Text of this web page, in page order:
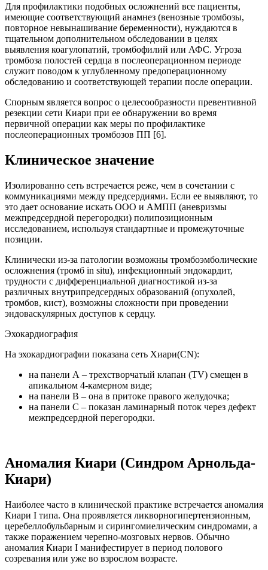
Для профилактики подобных осложнений все пациенты,
имеющие соответствующий анамнез (венозные тромбозы,
повторное невынашивание беременности), нуждаются в
тщательном дополнительном обследовании в целях
выявления коагулопатий, тромбофилий или АФС. Угроза
тромбоза полостей сердца в послеоперационном периоде
служит поводом к углубленному предоперационному
обследованию и соответствующей терапии после операции.
Спорным является вопрос о целесообразности превентивной
резекции сети Киари при ее обнаружении во время
первичной операции как меры по профилактике
послеоперационных тромбозов ПП [6].
Клиническое значение
Изолированно сеть встречается реже, чем в сочетании с
коммуникациями между предсердиями. Если ее выявляют, то
это дает основание искать ООО и АМПП (аневризмы
межпредсердной перегородки) полипозиционным
исследованием, используя стандартные и промежуточные
позиции.
Клинически из-за патологии возможны тромбоэмболические
осложнения (тромб in situ), инфекционный эндокардит,
трудности с дифференциальной диагностикой из-за
различных внутрипредсердных образований (опухолей,
тромбов, кист), возможны сложности при проведении
эндоваскулярных доступов к сердцу.
Эхокардиография
На эхокардиографии показана сеть Хиари(CN):
на панели А – трехстворчатый клапан (TV) смещен в
апикальном 4-камерном виде;
на панели В – она в притоке правого желудочка;
на панели С – показан ламинарный поток через дефект
межпредсердной перегородки.
Аномалия Киари (Синдром Арнольда-
Киари)
Наиболее часто в клинической практике встречается аномалия
Киари I типа. Она проявляется ликворногипертензионным,
церебеллобульбарным и сирингомиелическим синдромами, а
также поражением черепно-мозговых нервов. Обычно
аномалия Киари I манифестирует в период полового
созревания или уже во взрослом возрасте.